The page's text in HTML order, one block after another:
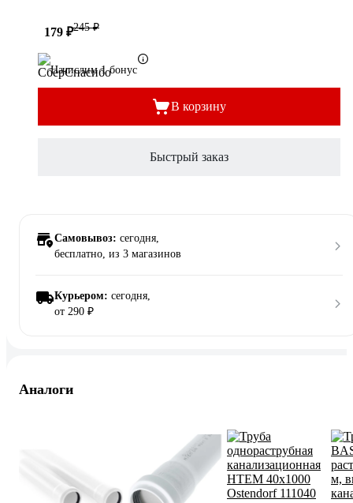
179 ₽245 ₽
Начислим 1 бонус
В корзину
Быстрый заказ
Самовывоз: сегодня,
бесплатно, из 3 магазинов
Курьером: сегодня,
от 290 ₽
Аналоги